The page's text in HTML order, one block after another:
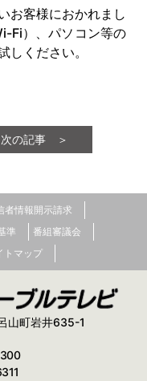
お客様におかれまし
Fi）、パソコン等の
しください。
次の記事 ＞
者情報開示請求
準
番組審議会
トマップ
山町岩井635-1